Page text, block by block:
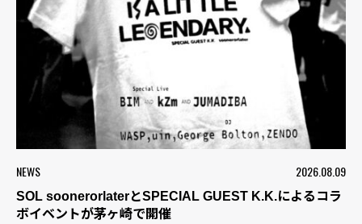
NEWS 2026.08.09
SOL soonerorlaterとSPECIAL GUEST K.K.によるコラ
ボイベントが茅ヶ崎で開催